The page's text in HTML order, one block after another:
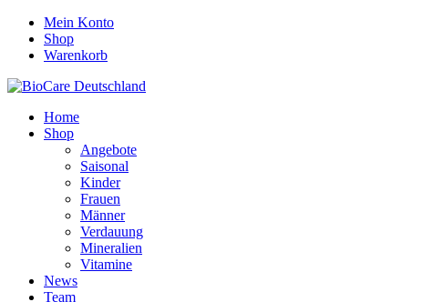
Mein Konto
Shop
Warenkorb
Home
Shop
Angebote
Saisonal
Kinder
Frauen
Männer
Verdauung
Mineralien
Vitamine
News
Team